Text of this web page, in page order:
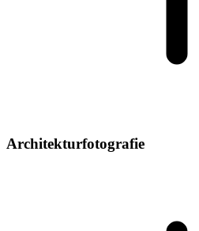
Architekturfotografie